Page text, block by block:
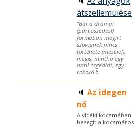
átszellemülése
”Bár a drámai
(párbeszédes!)
formában megírt
szövegnek nincs
története (meséje!),
mégis, mintha egy
antik trgédiát, egy
rokokó b
🔈 Az idegen
nő
A vidéki kocsmában
besegít a kocsmáros